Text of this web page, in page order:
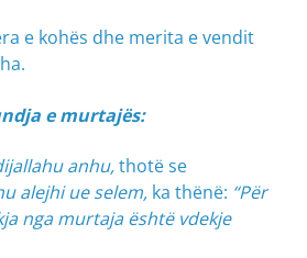
e kohës dhe merita e vendit
e murtajës:
anhu,thotë se
alejhi ue selem, ka thënë: “Për
nga murtaja është vdekje